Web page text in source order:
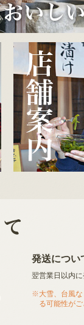
発送につい
翌営業日以内
大雪、台風
る可能性が